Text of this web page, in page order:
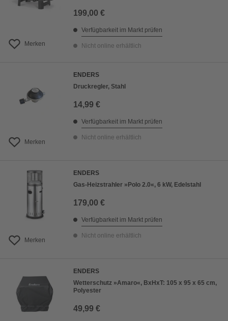
Merken
199,00 €
Verfügbarkeit im Markt prüfen
Nicht online erhältlich
Merken
ENDERS
Druckregler, Stahl
14,99 €
Verfügbarkeit im Markt prüfen
Nicht online erhältlich
Merken
ENDERS
Gas-Heizstrahler »Polo 2.0«, 6 kW, Edelstahl
179,00 €
Verfügbarkeit im Markt prüfen
Nicht online erhältlich
ENDERS
Wetterschutz »Amaro«, BxHxT: 105 x 95 x 65 cm,
Polyester
49,99 €